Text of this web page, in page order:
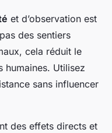
et d’observation est
des sentiers
cela réduit le
humaines. Utilisez
sans influencer
des effets directs et